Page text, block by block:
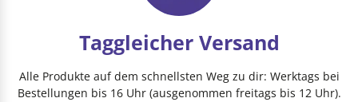
Taggleicher Versand
Alle Produkte auf dem schnellsten Weg zu dir: Werktags bei
Bestellungen bis 16 Uhr (ausgenommen freitags bis 12 Uhr).